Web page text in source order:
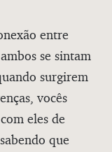
entre
se sintam
surgirem
vocês
eles de
que